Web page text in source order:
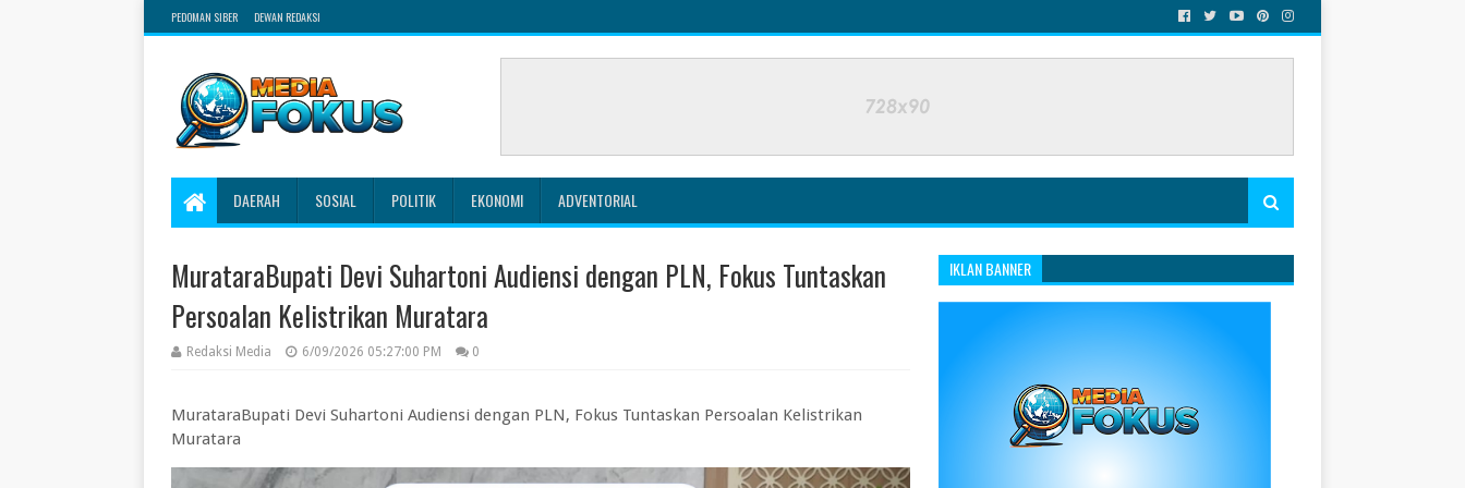
PEDOMAN SIBER DEWAN REDAKSI
DAERAH SOSIAL POLITIK EKONOMI ADVENTORIAL
MurataraBupati Devi Suhartoni Audiensi dengan PLN, Fokus Tuntaskan
Persoalan Kelistrikan Muratara
Redaksi Media 6/09/2026 05:27:00 PM 0
MurataraBupati Devi Suhartoni Audiensi dengan PLN, Fokus Tuntaskan Persoalan Kelistrikan
Muratara
IKLAN BANNER